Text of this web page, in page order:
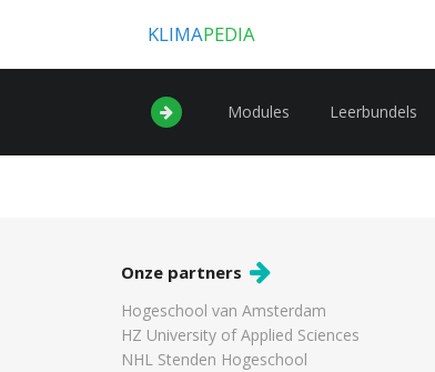
KLIMAPEDIA
Modules Leerbundels
Onze partners
Hogeschool van Amsterdam
HZ University of Applied Sciences
NHL Stenden Hogeschool